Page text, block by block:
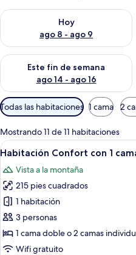
Hoy
ago 8 - ago 9
Consulta la disponibilidad para
Este fin de semana
ago 14 - ago 16
Consulta la disponibilidad
Filtros
disponibles
para
las
habitaciones
Todas las habitaciones 1 cama 2
Mostrando 11 de 11 habitaciones
Abrir
todas
las
fotos
de
Habitación
Confort
con
6
Habitación Confort con 1
Vista a la montaña
215 pies cuadrados
1 habitación
3 personas
1 cama doble o 2 camas
Wifi gratuito